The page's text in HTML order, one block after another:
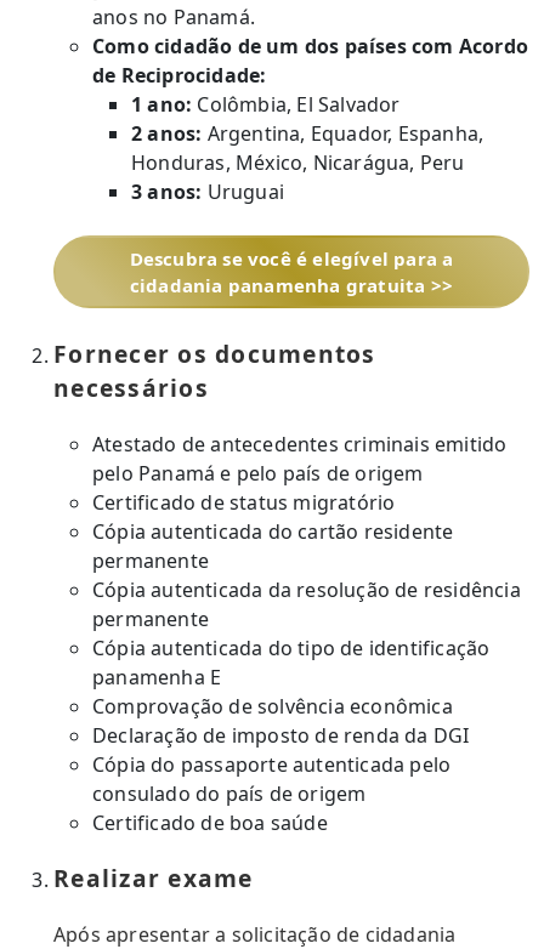
anos no Panamá.
Como cidadão de um dos países com Acordo
de Reciprocidade:
1 ano: Colômbia, El Salvador
2 anos: Argentina, Equador, Espanha,
Honduras, México, Nicarágua, Peru
3 anos: Uruguai
Descubra se você é elegível para a
cidadania panamenha gratuita >>
Fornecer os documentos
necessários
Atestado de antecedentes criminais emitido
pelo Panamá e pelo país de origem
Certificado de status migratório
Cópia autenticada do cartão residente
permanente
Cópia autenticada da resolução de residência
permanente
Cópia autenticada do tipo de identificação
panamenha E
Comprovação de solvência econômica
Declaração de imposto de renda da DGI
Cópia do passaporte autenticada pelo
consulado do país de origem
Certificado de boa saúde
Realizar exame
Após apresentar a solicitação de cidadania